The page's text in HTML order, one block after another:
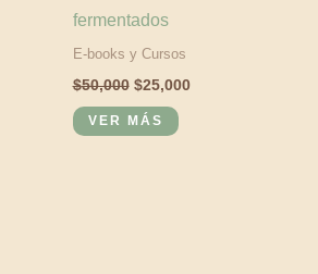
fermentados
E-books y Cursos
$50,000 $25,000
VER MÁS